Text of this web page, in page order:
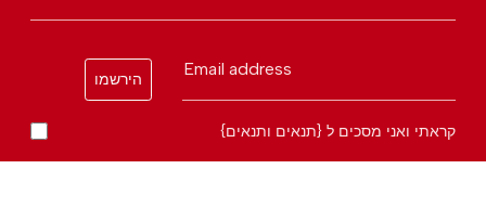
Email address
הירשמו
קראתי ואני מסכים ל {תנאים ותנאים}